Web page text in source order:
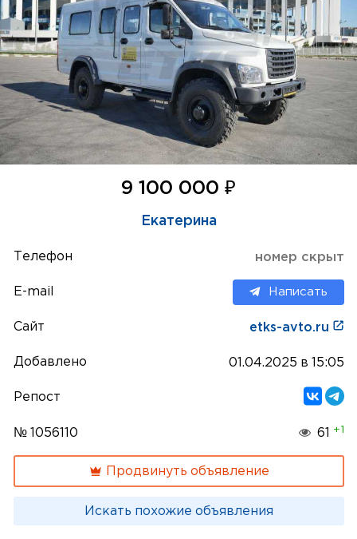
9 100 000 ₽
Екатерина
Телефон номер скрыт
E-mail Написать
Сайт etks-avto.ru
Добавлено 01.04.2025 в 15:05
Репост
№ 1056110 61 +1
Продвинуть объявление
Искать похожие объявления